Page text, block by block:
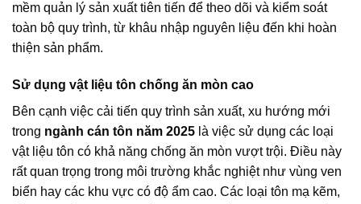
mềm quản lý sản xuất tiên tiến để theo dõi và kiểm soát
toàn bộ quy trình, từ khâu nhập nguyên liệu đến khi hoàn
thiện sản phẩm.
Sử dụng vật liệu tôn chống ăn mòn cao
Bên cạnh việc cải tiến quy trình sản xuất, xu hướng mới
trong ngành cán tôn năm 2025 là việc sử dụng các loại
vật liệu tôn có khả năng chống ăn mòn vượt trội. Điều này
rất quan trọng trong môi trường khắc nghiệt như vùng ven
biển hay các khu vực có độ ẩm cao. Các loại tôn mạ kẽm,